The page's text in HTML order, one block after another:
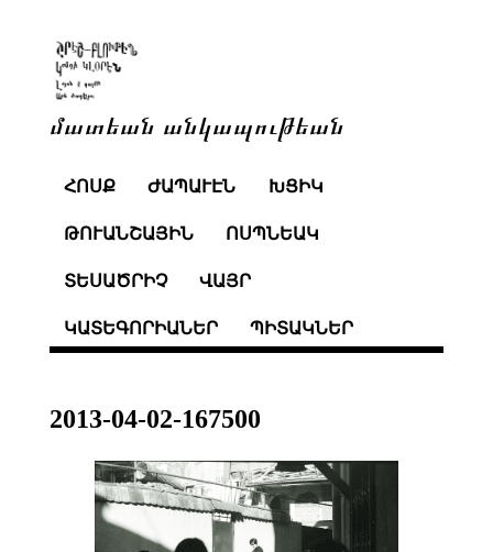
մատեան անկապութեան
ՀՈՍՔ ԺԱՊԱՒԷՆ ԽՑԻԿ
ԹՈՒԱՆՇԱՅԻՆ ՈՍՊՆԵԱԿ
ՏԵՍԱԾՐԻՉ ՎԱՅՐ
ԿԱՏԵԳՈՐԻԱՆԵՐ ՊԻՏԱԿՆԵՐ
2013-04-02-167500